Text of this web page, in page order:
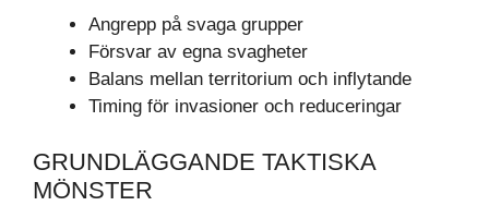
Angrepp på svaga grupper
Försvar av egna svagheter
Balans mellan territorium och inflytande
Timing för invasioner och reduceringar
GRUNDLÄGGANDE TAKTISKA
MÖNSTER